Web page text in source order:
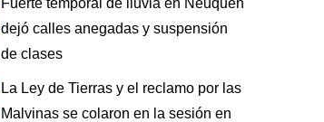
Fuerte temporal de lluvia en Neuquén
dejó calles anegadas y suspensión
de clases
La Ley de Tierras y el reclamo por las
Malvinas se colaron en la sesión en